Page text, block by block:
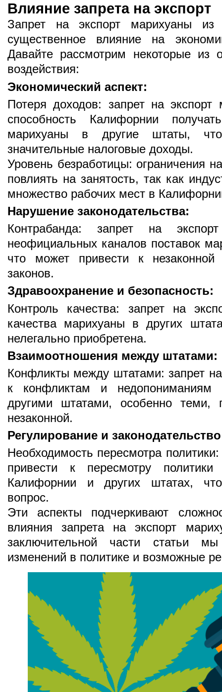
Влияние запрета на экспорт
Запрет на экспорт марихуаны из
существенное влияние на
Давайте рассмотрим некоторые из
воздействия:
Экономический аспект:
Потеря доходов: запрет на экспорт
способность Калифорнии
марихуаны в другие штаты,
значительные налоговые доходы.
Уровень безработицы: ограничения
повлиять на занятость, так как
множество рабочих мест в
Нарушение законодательства:
Контрабанда: запрет на
неофициальных каналов поставок
что может привести к
законов.
Здравоохранение и безопасность:
Контроль качества: запрет на
качества марихуаны в других
нелегально приобретена.
Взаимоотношения между штатами:
Конфликты между штатами: запрет
к конфликтам и
другими штатами, особенно теми,
незаконной.
Регулирование и
Необходимость пересмотра
привести к пересмотру
Калифорнии и других штатах,
вопрос.
Эти аспекты подчеркивают
влияния запрета на экспорт
заключительной части статьи
изменений в политике и возможные